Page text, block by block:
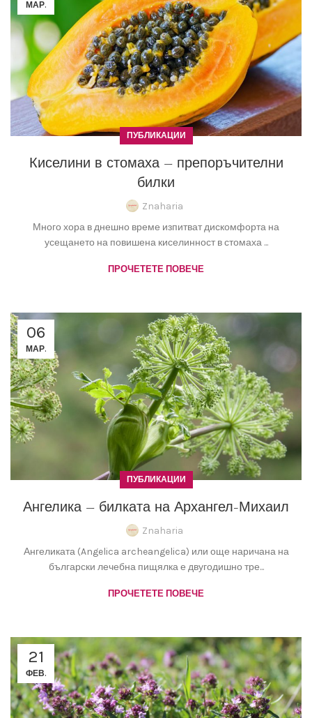
МАР.
ПУБЛИКАЦИИ
Киселини в стомаха – препоръчителни
билки
Znaharia
Много хора в днешно време изпитват дискомфорта на
усещането на повишена киселинност в стомаха ...
ПРОЧЕТЕТЕ ПОВЕЧЕ
06
МАР.
ПУБЛИКАЦИИ
Ангелика – билката на Архангел-Михаил
Znaharia
Ангеликата (Angelica archeangelica) или още наричана на
български лечебна пищялка е двугодишно тре...
ПРОЧЕТЕТЕ ПОВЕЧЕ
21
ФЕВ.